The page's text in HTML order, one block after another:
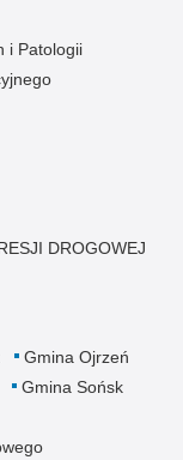
i Patologii
DROGOWEJ
Gmina Ojrzeń
Gmina Sońsk